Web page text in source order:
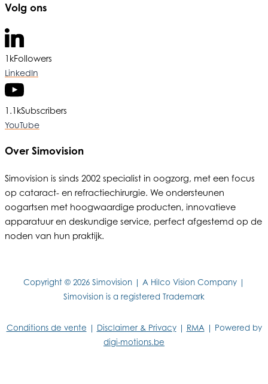
Volg ons
1kFollowers
LinkedIn
1.1kSubscribers
YouTube
Over Simovision
Simovision is sinds 2002 specialist in oogzorg, met een focus
op cataract- en refractiechirurgie. We ondersteunen
oogartsen met hoogwaardige producten, innovatieve
apparatuur en deskundige service, perfect afgestemd op de
noden van hun praktijk.
Copyright © 2026 Simovision | A Hilco Vision Company |
Simovision is a registered Trademark
Conditions de vente | Disclaimer & Privacy| RMA | Powered by
digi-motions.be